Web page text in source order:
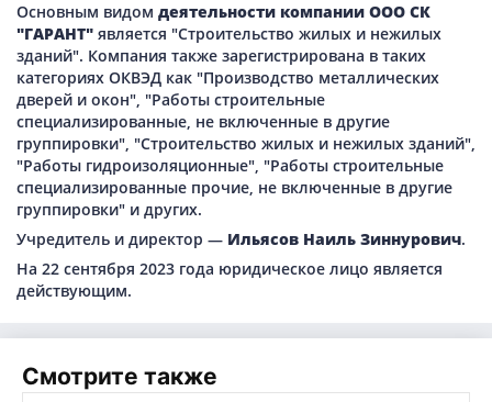
Основным видом деятельности компании ООО СК
"ГАРАНТ" является "Строительство жилых и нежилых
зданий". Компания также зарегистрирована в таких
категориях ОКВЭД как "Производство металлических
дверей и окон", "Работы строительные
специализированные, не включенные в другие
группировки", "Строительство жилых и нежилых зданий",
"Работы гидроизоляционные", "Работы строительные
специализированные прочие, не включенные в другие
группировки" и других.
Учредитель и директор — Ильясов Наиль Зиннурович.
На 22 сентября 2023 года юридическое лицо является
действующим.
Смотрите также